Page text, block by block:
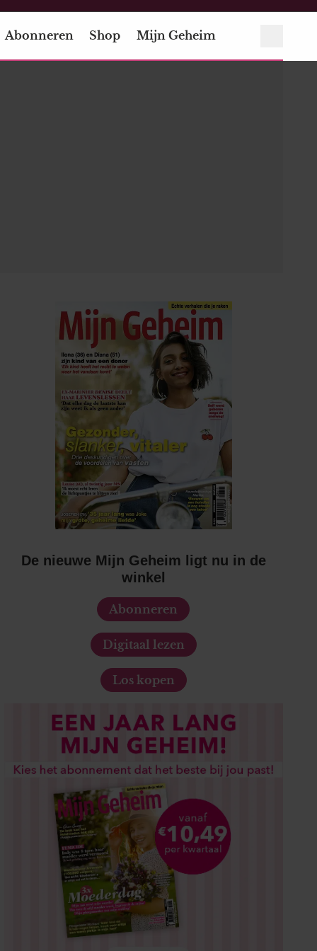
Abonneren Shop Mijn Geheim
De nieuwe Mijn Geheim ligt nu in de
winkel
Abonneren
Digitaal lezen
Los kopen